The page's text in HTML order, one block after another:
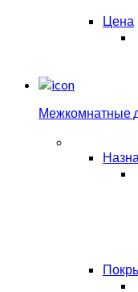
Цена
Межкомнатные